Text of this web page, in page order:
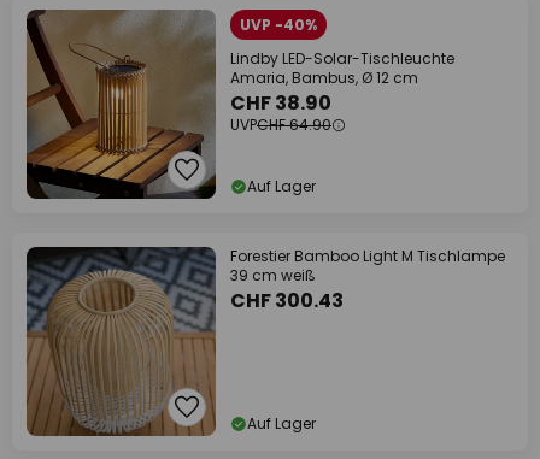
UVP -40%
Lindby LED-Solar-Tischleuchte
Amaria, Bambus, Ø 12 cm
CHF 38.90
UVPCHF 64.90
Auf Lager
Forestier Bamboo Light M Tischlampe
39 cm weiß
CHF 300.43
Auf Lager